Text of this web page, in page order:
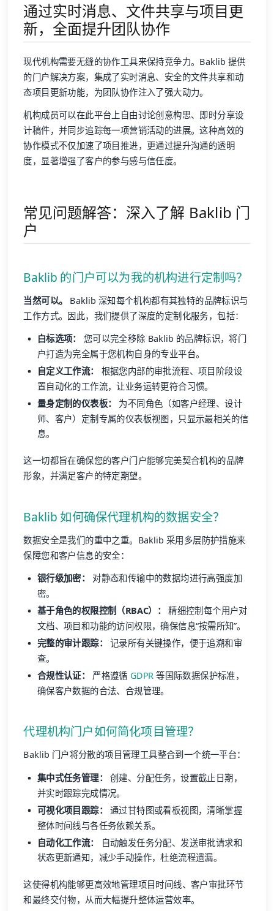
通过实时消息、文件共享与项目更
新，全面提升团队协作
现代机构需要无缝的协作工具来保持竞争力。Baklib 提供
的门户解决方案，集成了实时消息、安全的文件共享和动
态项目更新功能，为团队协作注入了强大动力。
机构成员可以在此平台上自由讨论创意构思、即时分享设
计稿件，并同步追踪每一项营销活动的进展。这种高效的
协作模式不仅加速了项目推进，更通过提升沟通的透明
度，显著增强了客户的参与感与信任度。
常见问题解答：深入了解 Baklib 门
户
Baklib 的门户可以为我的机构进行定制吗？
当然可以。 Baklib 深知每个机构都有其独特的品牌标识与
工作方式。因此，我们提供了深度的定制化服务，包括：
白标选项：
您可以完全移除 Baklib 的品牌标识，将门
户打造为完全属于您机构自身的专业平台。
自定义工作流：
根据您内部的审批流程、项目阶段设
置自动化的工作流，让业务运转更符合习惯。
量身定制的仪表板：
为不同角色（如客户经理、设计
师、客户）定制专属的仪表板视图，只显示最相关的信
息。
这一切都旨在确保您的客户门户能够完美契合机构的品牌
形象，并满足客户的特定期望。
Baklib 如何确保代理机构的数据安全？
数据安全是我们的重中之重。Baklib 采用多层防护措施来
保障您和客户信息的安全：
银行级加密：
对静态和传输中的数据均进行高强度加
密。
基于角色的权限控制（RBAC）：
精细控制每个用户对
文档、项目和功能的访问权限，确保信息“按需所知”。
完整的审计跟踪：
记录所有关键操作，便于追溯和审
查。
合规性认证：
严格遵循 GDPR 等国际数据保护标准，
确保客户数据的合法、合规管理。
代理机构门户如何简化项目管理？
Baklib 门户将分散的项目管理工具整合到一个统一平台：
集中式任务管理：
创建、分配任务，设置截止日期，
并实时跟踪完成情况。
可视化项目跟踪：
通过甘特图或看板视图，清晰掌握
整体时间线与各任务依赖关系。
自动化工作流：
自动触发任务分配、发送审批请求和
状态更新通知，减少手动操作，杜绝流程遗漏。
这使得机构能够更高效地管理项目时间线、客户审批环节
和最终交付物，从而大幅提升整体运营效率。